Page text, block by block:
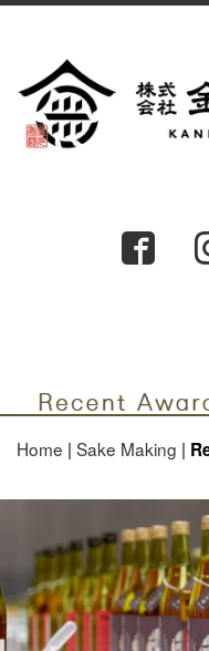
株式会社金
Awards
Home | Sake Making |